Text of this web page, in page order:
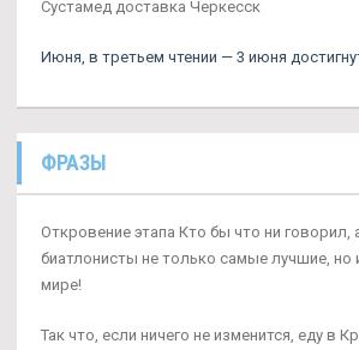
Сустамед доставка Черкесск
Июня, в третьем чтении — 3 июня
ФРАЗЫ
Откровение этапа Кто бы что ни говорил,
биатлонисты не только самые лучшие,
мире!
Так что, если ничего не изменится, еду в